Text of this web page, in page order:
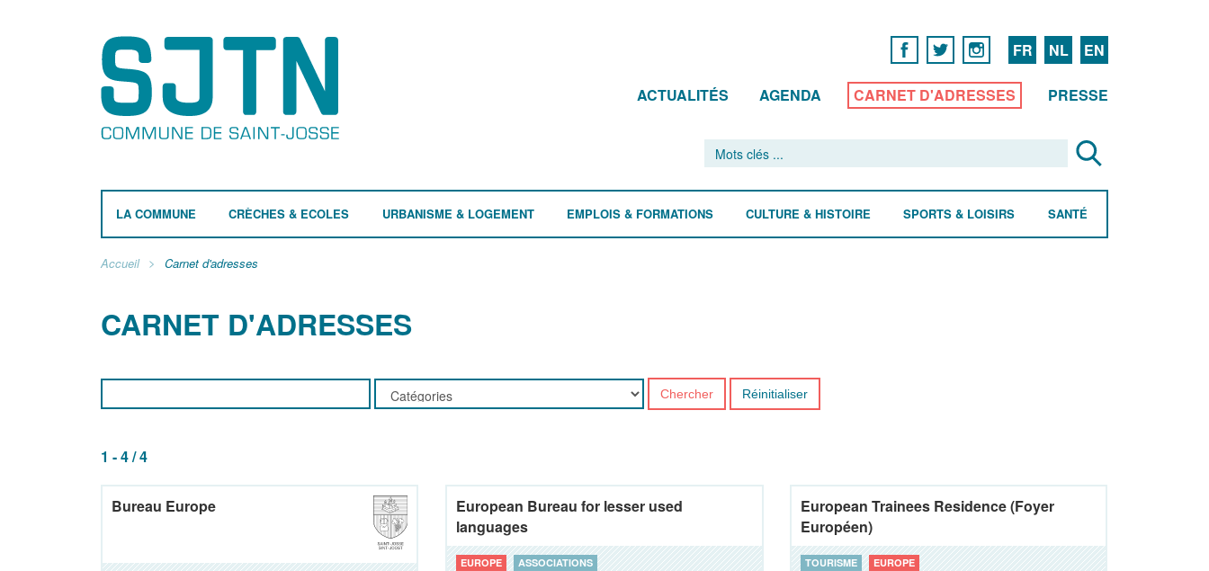
FR NL EN
ACTUALITÉS AGENDA CARNET D'ADRESSES PRESSE
LA COMMUNE CRÈCHES & ECOLES URBANISME & LOGEMENT EMPLOIS & FORMATIONS CULTURE & HISTOIRE SPORTS & LOISIRS SANTÉ
Accueil Carnet d'adresses
CARNET D'ADRESSES
Chercher Réinitialiser
1 - 4 / 4
Bureau Europe
European Bureau for lesser used
languages
EUROPE ASSOCIATIONS
European Trainees Residence (Foyer
Européen)
TOURISME EUROPE